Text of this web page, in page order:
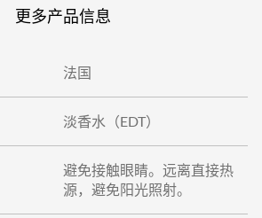
更多产品信息
法国
淡香水（EDT）
避免接触眼睛。远离直接热
源，避免阳光照射。